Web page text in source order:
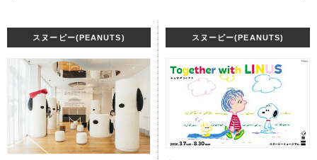
スヌーピー(PEANUTS) スヌーピー(PEANUTS)